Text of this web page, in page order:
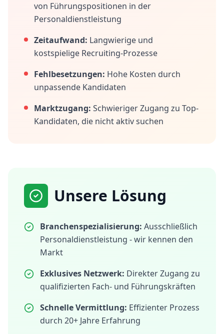
von Führungspositionen in der
Personaldienstleistung
Zeitaufwand: Langwierige und
kostspielige Recruiting-Prozesse
Fehlbesetzungen: Hohe Kosten durch
unpassende Kandidaten
Marktzugang: Schwieriger Zugang zu Top-
Kandidaten, die nicht aktiv suchen
Unsere Lösung
Branchenspezialisierung: Ausschließlich
Personaldienstleistung - wir kennen den
Markt
Exklusives Netzwerk: Direkter Zugang zu
qualifizierten Fach- und Führungskräften
Schnelle Vermittlung: Effizienter Prozess
durch 20+ Jahre Erfahrung